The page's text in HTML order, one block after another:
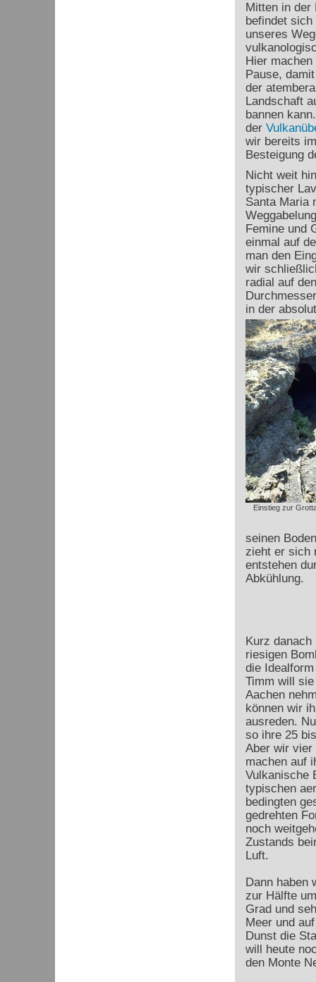
Mitten in der
befindet
unseres
Hier
Pause,
der
Landschaft
bannen
der
wir bereits
Besteigung
Nicht weit
typischer
Santa Maria
Femine und
einmal auf
man den
wir
radial auf
in der
Einstieg zur
seinen
zieht er sich
entstehen
Abkühlung.
Kurz danach
riesigen
die
Timm will
Aachen
können wir
ausreden.
so ihre 25
Aber wir vier
machen auf
Vulkanische
typischen
bedingten
gedrehten
noch
Zustands
Luft.
Dann haben
zur Hälfte
Grad und
Meer und
Dunst die
will heute
den Monte